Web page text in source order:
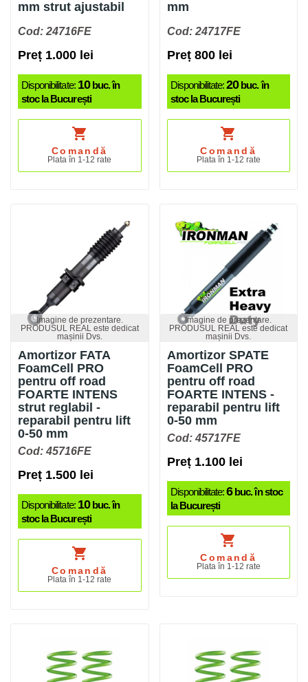
mm strut ajustabil
Cod: 24716FE
Preț 1.000 lei
Disponibilitate: 10buc. în
stoc la București
shopping_cart
Comandă
Plata în 1-12 rate
mm
Cod: 24717FE
Preț 800 lei
Disponibilitate:20buc. în
stoc la București
shopping_cart
Comandă
Plata în 1-12 rate
Imagine de prezentare.
PRODUSUL REAL este dedicat
mașinii Dvs.
Amortizor FATA
FoamCell PRO
pentru off road
FOARTE INTENS
strut reglabil -
reparabil pentru lift
0-50 mm
Cod: 45716FE
Preț 1.500 lei
Disponibilitate: 10buc. în
stoc la București
shopping_cart
Comandă
Plata în 1-12 rate
Imagine de prezentare.
PRODUSUL REAL este dedicat
mașinii Dvs.
Amortizor SPATE
FoamCell PRO
pentru off road
FOARTE INTENS -
reparabil pentru lift
0-50 mm
Cod: 45717FE
Preț 1.100 lei
Disponibilitate:6buc. în stoc
la București
shopping_cart
Comandă
Plata în 1-12 rate